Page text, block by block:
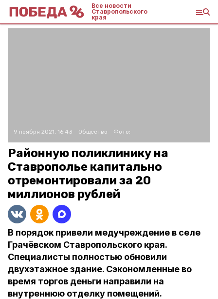
Все новости
Ставропольского
края
9 ноября 2021, 16:43 Общество Фото:
Районную поликлинику на
Ставрополье капитально
отремонтировали за 20
миллионов рублей
В порядок привели медучреждение в селе
Грачёвском Ставропольского края.
Специалисты полностью обновили
двухэтажное здание. Сэкономленные во
время торгов деньги направили на
внутреннюю отделку помещений.